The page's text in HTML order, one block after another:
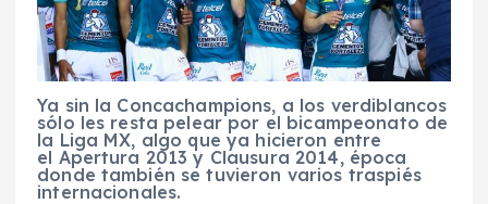
Ya sin la Concachampions, a los verdiblancos
sólo les resta pelear por el bicampeonato de
la Liga MX, algo que ya hicieron entre
el Apertura 2013 y Clausura 2014, época
donde también se tuvieron varios traspiés
internacionales.